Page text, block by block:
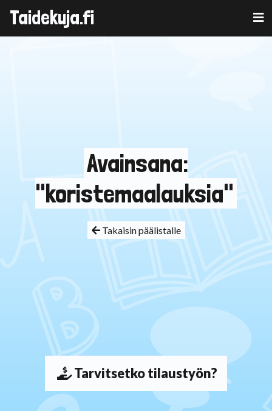
Skip
Taidekuja.fi
Avainsana:
"koristemaalauksia"
Takaisin päälistalle
Tarvitsetko tilaustyön?